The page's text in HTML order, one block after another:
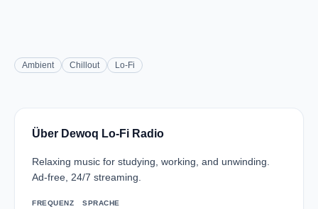
Ambient Chillout Lo-Fi
Über Dewoq Lo-Fi Radio
Relaxing music for studying, working, and unwinding.
Ad-free, 24/7 streaming.
FREQUENZ SPRACHE